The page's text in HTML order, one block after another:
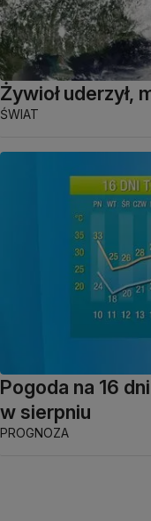
Żywioł uderzył,
ŚWIAT
Pogoda na 16
w sierpniu
PROGNOZA